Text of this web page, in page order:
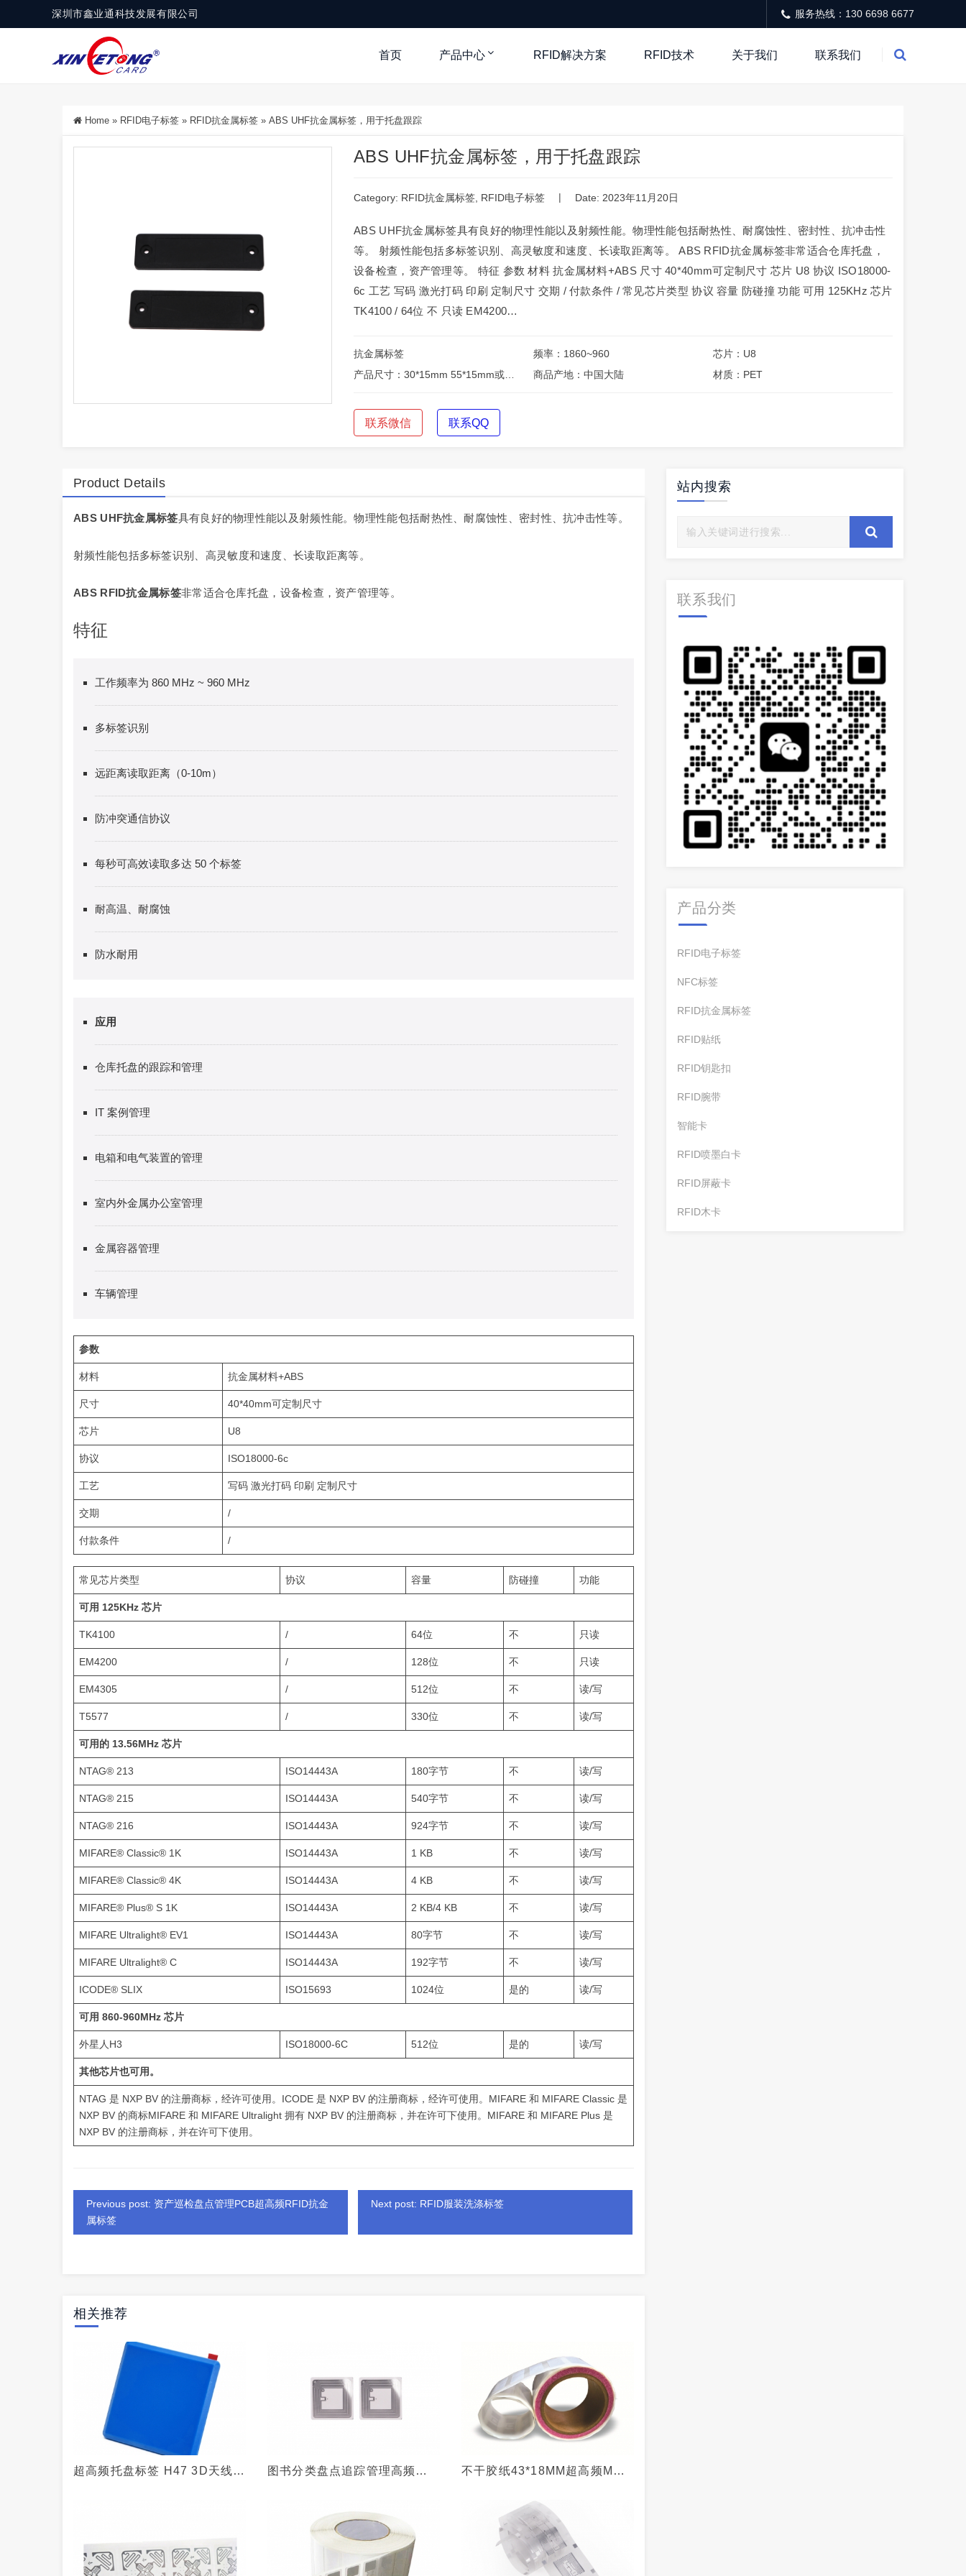
深圳市鑫业通科技发展有限公司 服务热线：130 6698 6677
首页 产品中心 RFID解决方案 RFID技术 关于我们 联系我们
Home » RFID电子标签 » RFID抗金属标签 » ABS UHF抗金属标签，用于托盘跟踪
ABS UHF抗金属标签，用于托盘跟踪
Category: RFID抗金属标签 RFID电子标签 | Date: 2023年11月20日
ABS UHF抗金属标签具有良好的物理性能以及射频性能。物理性能包括耐热性、耐腐蚀性、密封性、抗冲击性
等。 射频性能包括多标签识别、高灵敏度和速度、长读取距离等。 ABS RFID抗金属标签非常适合仓库托盘，
设备检查，资产管理等。 特征 参数 材料 抗金属材料+ABS 尺寸 40*40mm可定制尺寸 芯片 U8 协议 ISO18000-
6c 工艺 写码 激光打码 印刷 定制尺寸 交期 / 付款条件 / 常见芯片类型 协议 容量 防碰撞 功能 可用 125KHz 芯片
TK4100 / 64位 不 只读 EM4200…
抗金属标签 频率：1860~960
芯片：U8
商品产地：中国大陆 材质：PET
联系微信 联系QQ
Product Details
ABS UHF抗金属标签具有良好的物理性能以及射频性能。物理性能包括耐热性、耐腐蚀性、密封性、抗冲击性等。
射频性能包括多标签识别、高灵敏度和速度、长读取距离等。
ABS RFID抗金属标签非常适合仓库托盘，设备检查，资产管理等。
特征
工作频率为 860 MHz ~ 960 MHz
多标签识别
远距离读取距离（0-10m）
防冲突通信协议
每秒可高效读取多达 50 个标签
耐高温、耐腐蚀
防水耐用
应用
仓库托盘的跟踪和管理
IT 案例管理
电箱和电气装置的管理
室内外金属办公室管理
金属容器管理
车辆管理
参数
材料 抗金属材料+ABS
尺寸 40*40mm可定制尺寸
芯片 U8
协议 ISO18000-6c
工艺 写码 激光打码 印刷 定制尺寸
交期 /
付款条件 /
常见芯片类型 协议 容量 防碰撞 功能
可用 125KHz 芯片
TK4100 / 64位 不 只读
EM4200 / 128位 不 只读
EM4305 / 512位 不 读/写
T5577 / 330位 不 读/写
可用的 13.56MHz 芯片
NTAG® 213 ISO14443A 180字节 不 读/写
NTAG® 215 ISO14443A 540字节 不 读/写
NTAG® 216 ISO14443A 924字节 不 读/写
MIFARE® Classic® 1K ISO14443A 1 KB 不 读/写
MIFARE® Classic® 4K ISO14443A 4 KB 不 读/写
MIFARE® Plus® S 1K ISO14443A 2 KB/4 KB 不 读/写
MIFARE Ultralight® EV1 ISO14443A 80字节 不 读/写
MIFARE Ultralight® C ISO14443A 192字节 不 读/写
ICODE® SLIX ISO15693 1024位 是的 读/写
可用 860-960MHz 芯片
外星人H3 ISO18000-6C 512位 是的 读/写
其他芯片也可用。
NTAG 是 NXP BV 的注册商标，经许可使用。ICODE 是 NXP BV 的注册商标，经许可使用。MIFARE 和 MIFARE Classic 是
NXP BV 的商标MIFARE 和 MIFARE Ultralight 拥有 NXP BV 的注册商标，并在许可下使用。MIFARE 和 MIFARE Plus 是
NXP BV 的注册商标，并在许可下使用。
Previous post: 资产巡检盘点管理PCB超高频RFID抗金
属标签
Next post: RFID服装洗涤标签
相关推荐
超高频托盘标签 H47 3D天线
图书分类盘点追踪管理高频
不干胶纸43*18MM超高频MR6
站内搜索
联系我们
产品分类
RFID电子标签
NFC标签
RFID抗金属标签
RFID贴纸
RFID钥匙扣
RFID腕带
智能卡
RFID喷墨白卡
RFID屏蔽卡
RFID木卡